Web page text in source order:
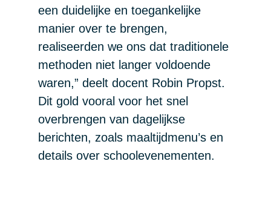
een duidelijke en toegankelijke
manier over te brengen,
realiseerden we ons dat traditionele
methoden niet langer voldoende
waren,” deelt docent Robin Propst.
Dit gold vooral voor het snel
overbrengen van dagelijkse
berichten, zoals maaltijdmenu’s en
details over schoolevenementen.